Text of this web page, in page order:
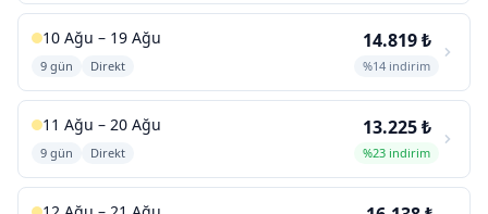
10 Ağu – 19 Ağu
9 gün Direkt
14.819 ₺
%14 indirim
11 Ağu – 20 Ağu
9 gün Direkt
13.225 ₺
%23 indirim